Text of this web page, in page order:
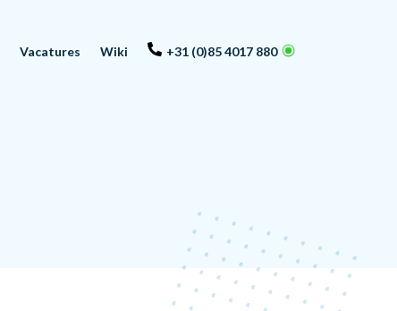
Vacatures Wiki +31 (0)85 4017 880